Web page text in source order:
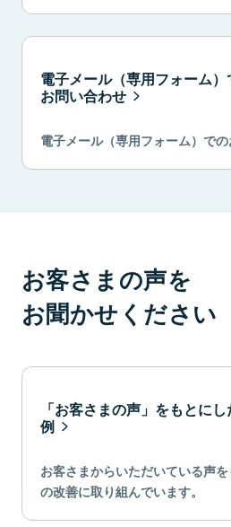
電子メール（専用フォーム）
お問い合わせ
電子メール（専用フォーム）で
お客さまの声を
お聞かせください
「お客さまの声」をもとに
例
お客さまからいただいている声
の改善に取り組んでいます。